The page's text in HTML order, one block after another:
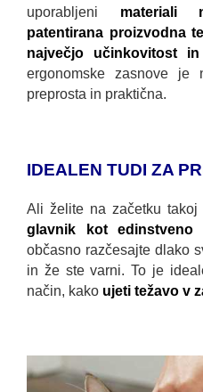
uporabljeni materiali
patentirana proizvodna
največjo učinkovitost
ergonomske zasnove je
preprosta in praktična.
IDEALEN TUDI ZA
Ali želite na začetku takoj
glavnik kot edinstveno
občasno razčesajte dlako
in že ste varni. To je
način, kako ujeti težavo v